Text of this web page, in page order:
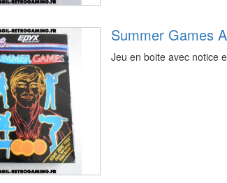
Summer Games
Jeu en boite avec notice